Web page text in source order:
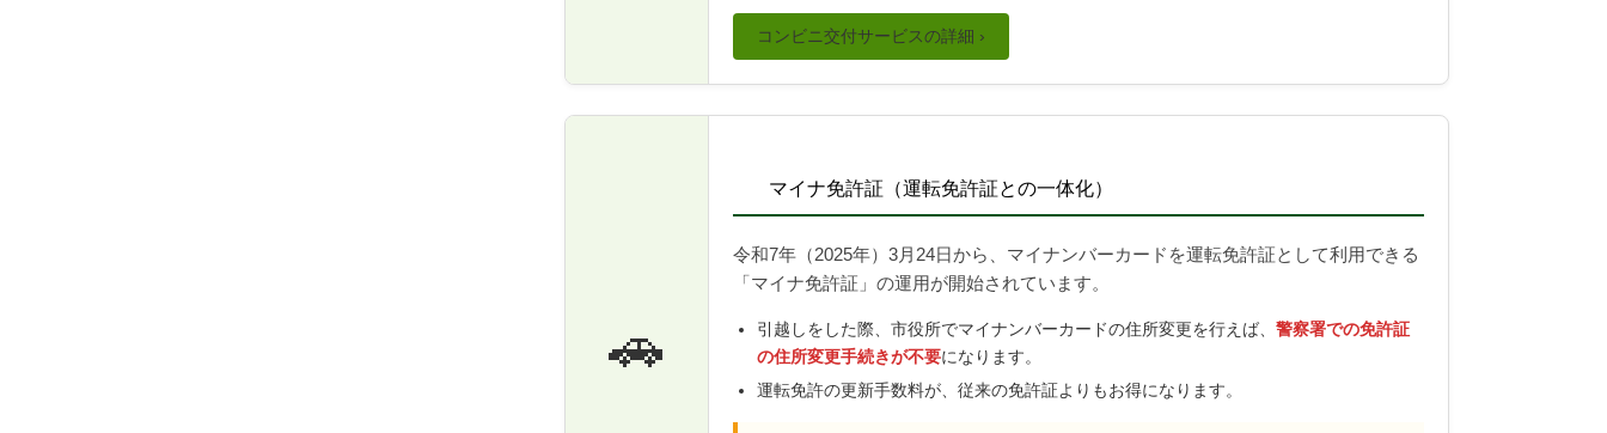
コンビニ交付サービスの詳細 ›
🚗
マイナ免許証（運転免許証との一体化）
令和7年（2025年）3月24日から、マイナンバーカードを運転免許証として利用できる
「マイナ免許証」の運用が開始されています。
引越しをした際、市役所でマイナンバーカードの住所変更を行えば、 警察署での免許証
の住所変更手続きが不要になります。
運転免許の更新手数料が、従来の免許証よりもお得になります。